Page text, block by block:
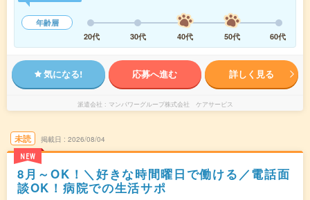
年齢層
20代
30代 40代 50代 60代
気になる! 応募へ進む 詳しく見る
派遣会社 マンパワーグループ株式会社 ケアサービス
未読
NEW
掲載日 2026/08/04
8月～OK！＼好きな時間曜日で働ける／電話面
談OK！病院での生活サポ